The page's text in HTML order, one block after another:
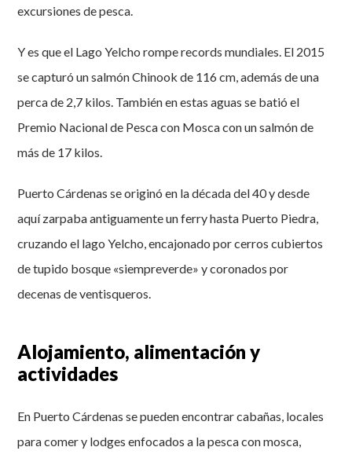
excursiones de pesca.
Y es que el Lago Yelcho rompe records mundiales. El 2015
se capturó un salmón Chinook de 116 cm, además de una
perca de 2,7 kilos. También en estas aguas se batió el
Premio Nacional de Pesca con Mosca con un salmón de
más de 17 kilos.
Puerto Cárdenas se originó en la década del 40 y desde
aquí zarpaba antiguamente un ferry hasta Puerto Piedra,
cruzando el lago Yelcho, encajonado por cerros cubiertos
de tupido bosque «siempreverde» y coronados por
decenas de ventisqueros.
Alojamiento, alimentación y
actividades
En Puerto Cárdenas se pueden encontrar cabañas, locales
para comer y lodges enfocados a la pesca con mosca,